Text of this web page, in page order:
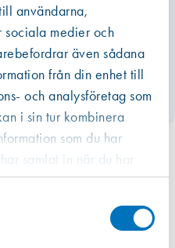
användarna,
medier och
även sådana
från din enhet till
och analysföretag som
i sin tur kombinera
som du har
samlat in när du har